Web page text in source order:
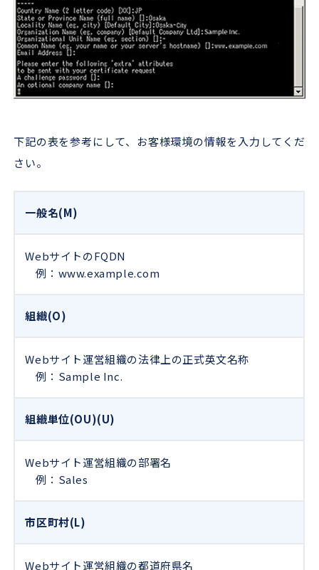
下記の表を参考にして、お客様環境の情報を入力してくだ
さい。
一般名(M)
WebサイトのFQDN
例：www.example.com
組織(O)
Webサイト運営組織の法律上の正式英文名称
例：Sample Inc.
組織単位(OU)(U)
Webサイト運営組織の部署名
例：Sales
市区町村(L)
Webサイト運営組織の都道府県名